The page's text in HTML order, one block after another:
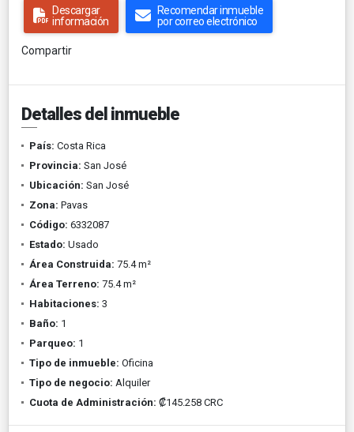
Descargar
información
Recomendar inmueble
por correo electrónico
Compartir
Detalles del inmueble
País: Costa Rica
Provincia: San José
Ubicación: San José
Zona: Pavas
Código: 6332087
Estado: Usado
Área Construida: 75.4 m²
Área Terreno: 75.4 m²
Habitaciones: 3
Baño: 1
Parqueo: 1
Tipo de inmueble: Oficina
Tipo de negocio: Alquiler
Cuota de Administración: ₡145.258 CRC